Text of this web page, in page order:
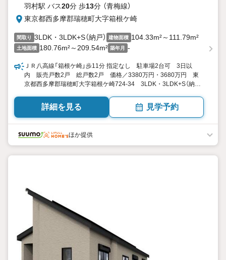
羽村駅 バス20分 歩13分 （青梅線）
東京都西多摩郡瑞穂町大字箱根ケ崎
間取り 3LDK・3LDK+S（納戸） 建物面積 104.33m²～111.79m²
土地面積 180.76m²～209.54m² 築年月 -
ＪＲ八高線「箱根ケ崎」歩11分 指定なし 駐車場2台可 3日以
内 販売戸数2戸 総戸数2戸 価格／3380万円・3680万円 東
京都西多摩郡瑞穂町大字箱根ケ崎724-34 3LDK・3LDK+S（納
／▼未選択 by SUUMO
詳細を見る 見学予約
ほか提供